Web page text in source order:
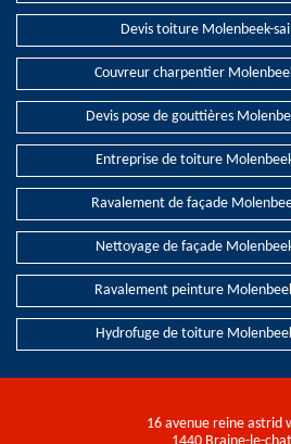
Devis toiture Molenbeek-
Couvreur charpentier
Devis pose de gouttières
Entreprise de toiture
Ravalement de façade
Nettoyage de façade
Ravalement peinture
Hydrofuge de toiture
16 avenue reine astrid